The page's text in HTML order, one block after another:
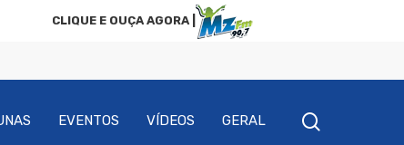
CLIQUE E OUÇA AGORA |
EVENTOS VÍDEOS GERAL